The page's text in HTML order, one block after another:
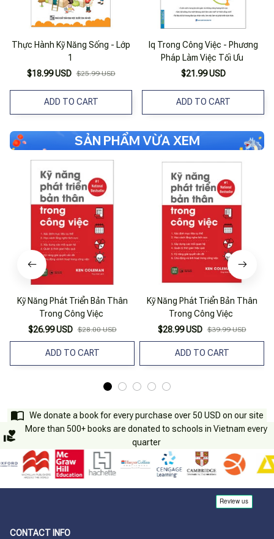
Thực Hành Kỹ Năng Sống - Lớp
1
$18.99 USD $25.99 USD
ADD TO CART
Iq Trong Công Việc - Phương
Pháp Làm Việc Tối Ưu
$21.99 USD
ADD TO CART
SẢN PHẨM VỪA XEM
Kỹ Năng Phát Triển Bản Thân
Trong Công Việc
$26.99 USD $28.00 USD
ADD TO CART
Kỹ Năng Phát Triển Bản Thân
Trong Công Việc
$28.99 USD $39.99 USD
ADD TO CART
We donate a book for every purchase over 50 USD on our site
More than 500+ books are donated to schools in Vietnam every
quarter
CONTACT INFO